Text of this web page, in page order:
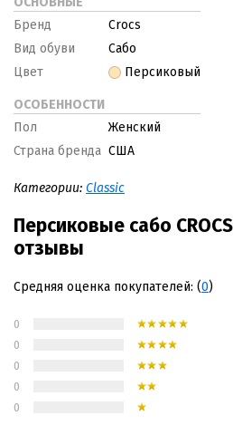
Бренд
Crocs
Вид обуви
Сабо
Цвет
Персиковый
ОСОБЕННОСТИ
Пол
Женский
Страна бренда США
Категории: Classic
Персиковые сабо
отзывы
Средняя оценка покупателей: (0)
0
0
0
0
0